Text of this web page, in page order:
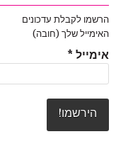
הרשמו לקבלת עדכונים
האימייל שלך (חובה)
אימייל *